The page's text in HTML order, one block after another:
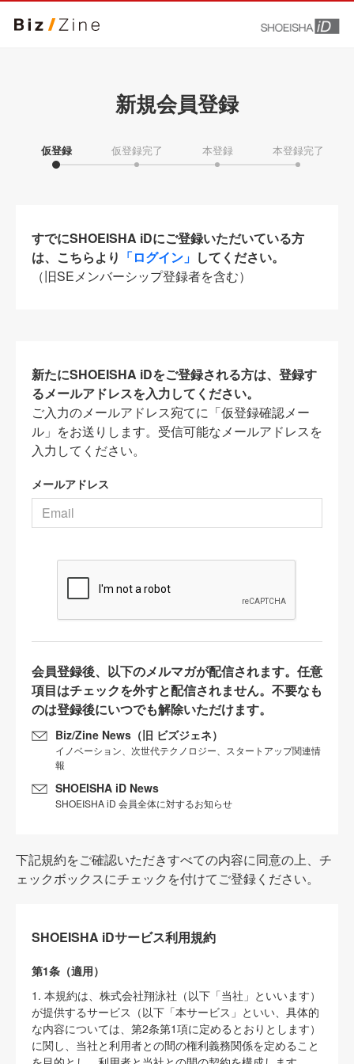
新規会員登録
仮登録 仮登録完了 本登録 本登録完了
すでにSHOEISHA iDにご登録いただいている方
は、こちらより 「ログイン」 してください。
（旧SEメンバーシップ登録者を含む）
新たにSHOEISHA iDをご登録される方は、登録す
るメールアドレスを入力してください。
ご入力のメールアドレス宛てに「仮登録確認メー
ル」をお送りします。受信可能なメールアドレスを
入力してください。
メールアドレス
会員登録後、以下のメルマガが配信されます。任意
項目はチェックを外すと配信されません。不要なも
のは登録後にいつでも解除いただけます。
Biz/Zine News（旧 ビズジェネ）
イノベーション、次世代テクノロジー、スタートアップ関連情
報
SHOEISHA iD News
SHOEISHA iD 会員全体に対するお知らせ
下記規約をご確認いただきすべての内容に同意の上、チ
ェックボックスにチェックを付けてご登録ください。
SHOEISHA iDサービス利用規約
第1条（適用）
1. 本規約は、株式会社翔泳社（以下「当社」といいます）
が提供するサービス（以下「本サービス」といい、具体的
な内容については、第2条第1項に定めるとおりとします）
に関し、当社と利用者との間の権利義務関係を定めること